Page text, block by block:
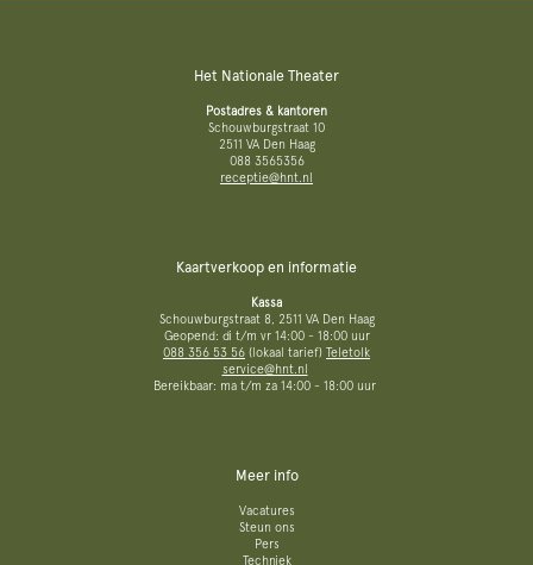
Het Nationale Theater
Postadres & kantoren
Schouwburgstraat 10
2511 VA Den Haag
088 3565356
receptie@hnt.nl
Kaartverkoop en informatie
Kassa
Schouwburgstraat 8, 2511 VA Den Haag
Geopend: di t/m vr 14:00 - 18:00 uur
088 356 53 56 (lokaal tarief) Teletolk
service@hnt.nl
Bereikbaar: ma t/m za 14:00 - 18:00 uur
Meer info
Vacatures
Steun ons
Pers
Techniek